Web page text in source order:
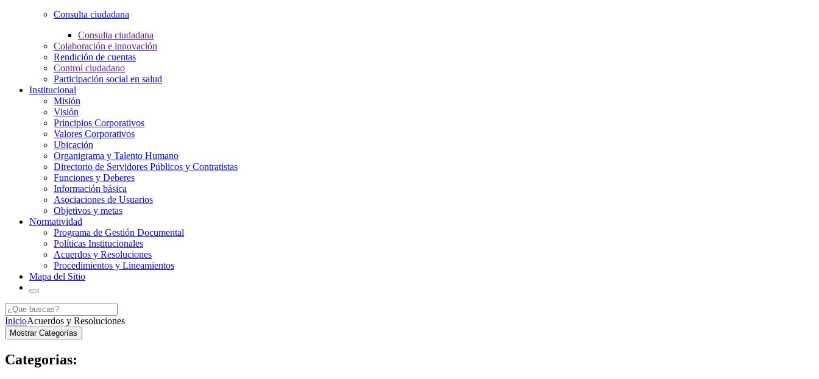
Consulta ciudadana
Consulta ciudadana
Colaboración e innovación
Rendición de cuentas
Control ciudadano
Participación social en salud
Institucional
Misión
Visión
Principios Corporativos
Valores Corporativos
Ubicación
Organigrama y Talento Humano
Directorio de Servidores Públicos y Contratistas
Funciones y Deberes
Información básica
Asociaciones de Usuarios
Objetivos y metas
Normatividad
Programa de Gestión Documental
Políticas Institucionales
Acuerdos y Resoluciones
Procedimientos y Lineamientos
Mapa del Sitio
InicioAcuerdos y Resoluciones
Mostrar Categorías
Categorias: